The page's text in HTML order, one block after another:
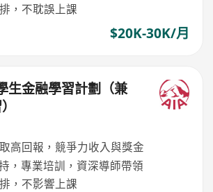
，不耽誤上課
$20K-30K/月
生金融學習計劃（兼
高回報，競爭力收入與獎金
，專業培訓，資深導師帶領
，不影響上課